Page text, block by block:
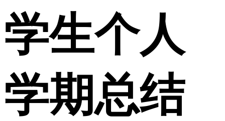
学生个人
学期总结